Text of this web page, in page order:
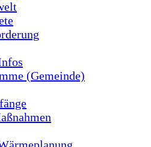
(Gemeinde)